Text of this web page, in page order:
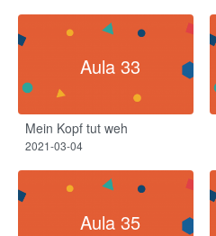
Aula 33
Mein Kopf tut weh​
2021-03-04
Aula 35